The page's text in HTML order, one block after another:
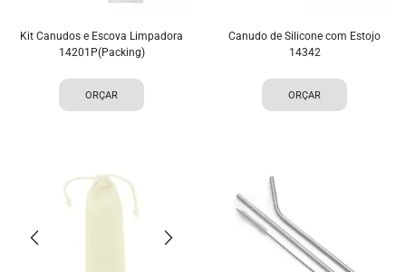
Kit Canudos e Escova Limpadora
14201P(Packing)
ORÇAR
Canudo de Silicone com Estojo
14342
ORÇAR